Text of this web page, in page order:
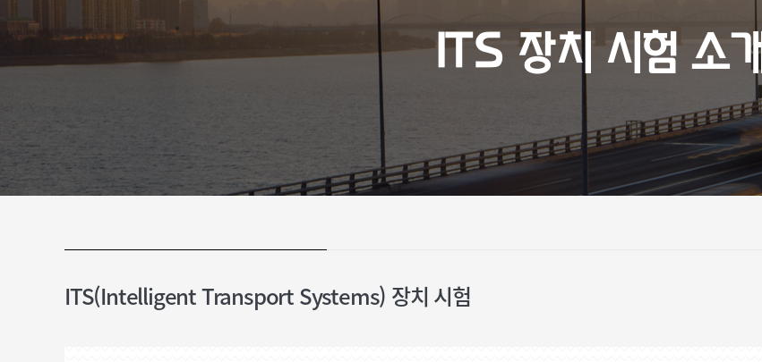
ITS 장치 시험 소개
ITS(Intelligent Transport Systems) 장치 시험